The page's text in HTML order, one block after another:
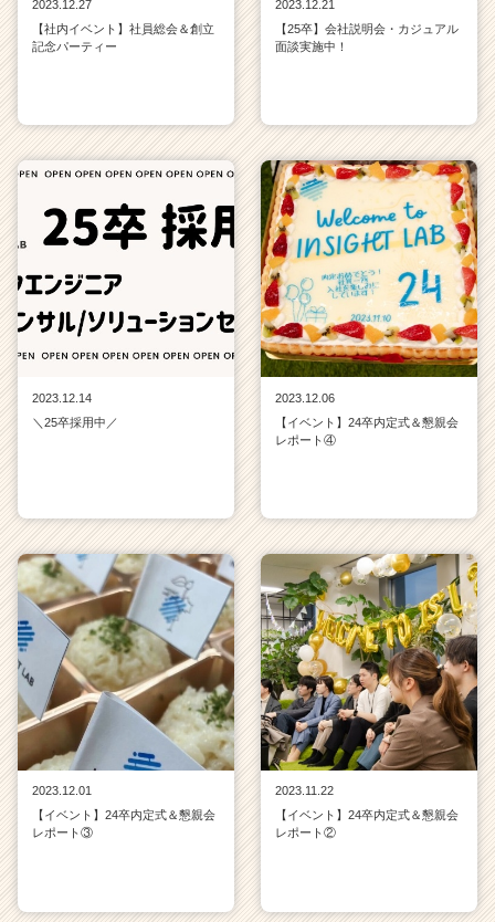
2023.12.27
【社内イベント】社員総会＆創立
記念パーティー
2023.12.21
【25卒】会社説明会・カジュアル
面談実施中！
2023.12.14
＼25卒採用中／
2023.12.06
【イベント】24卒内定式＆懇親会
レポート④
2023.12.01
【イベント】24卒内定式＆懇親会
レポート③
2023.11.22
【イベント】24卒内定式＆懇親会
レポート②